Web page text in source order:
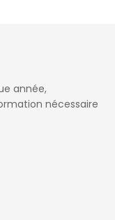
année,
nécessaire